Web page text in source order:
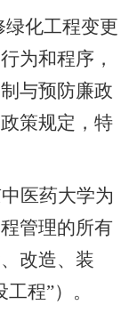
化工程变更
为和程序，
与预防廉政
策规定，特
医药大学为
管理的所有
改造、装
程”）。